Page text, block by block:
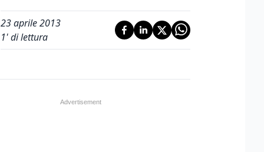
23 aprile 2013
1' di lettura